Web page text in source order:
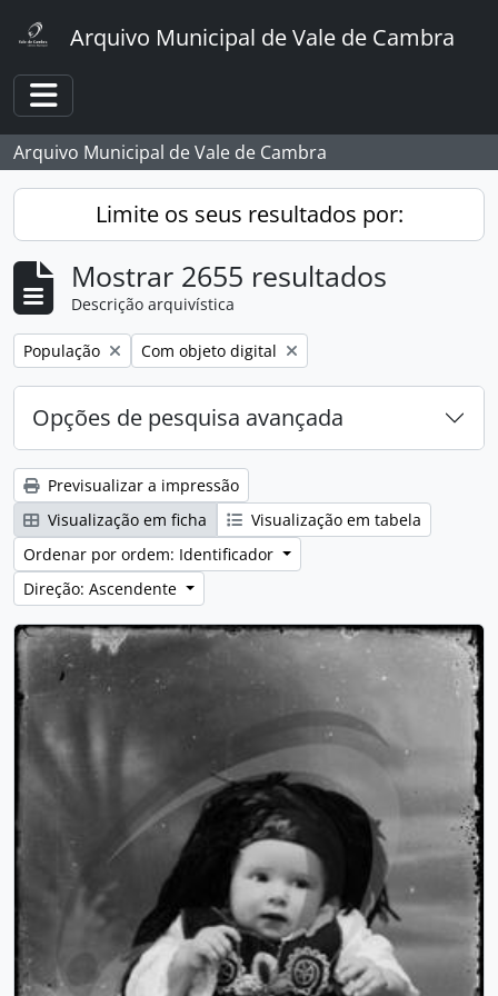
Arquivo Municipal de Vale de Cambra
Toggle navigation
Arquivo Municipal de Vale de Cambra
Limite os seus resultados por:
Mostrar 2655 resultados
Descrição arquivística
Remover filtro:
População Remover filtro:
Com objeto digital
Opções de pesquisa avançada
Previsualizar a impressão
Visualização em ficha
Visualização em tabela
Ordenar por ordem: Identificador
Direção: Ascendente